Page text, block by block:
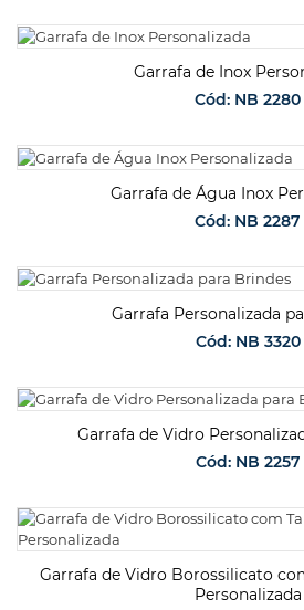
SOLICITAR
Garrafa de Inox
Cód: NB 2280
SOLICITAR
Garrafa de Água Inox
Cód: NB 2287
SOLICITAR
Garrafa Personalizada
Cód: NB 3320
SOLICITAR
Garrafa de Vidro
Cód: NB 2257
SOLICITAR
Garrafa de Vidro Borossilicato
Personalizada